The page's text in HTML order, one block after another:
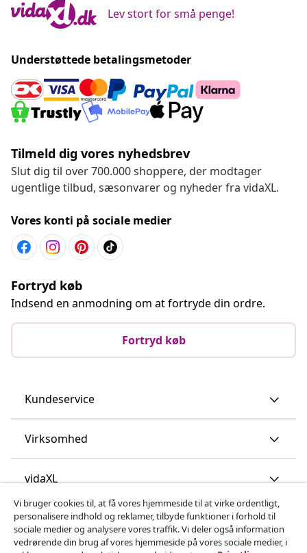
Lev stort for små penge!
Understøttede betalingsmetoder
Tilmeld dig vores nyhedsbrev
Slut dig til over 700.000 shoppere, der modtager
ugentlige tilbud, sæsonvarer og nyheder fra vidaXL.
Vores konti på sociale medier
Fortryd køb
Indsend en anmodning om at fortryde din ordre.
Fortryd køb
Kundeservice
Virksomhed
vidaXL
Opdag mere
Vi bruger cookies til, at få vores hjemmeside til at virke ordentligt,
personalisere indhold og reklamer, tilbyde funktioner i forhold til
sociale medier og analysere vores traffik. Vi deler også information
vedrørende din brug af vores hjemmeside på vores sociale medier, i